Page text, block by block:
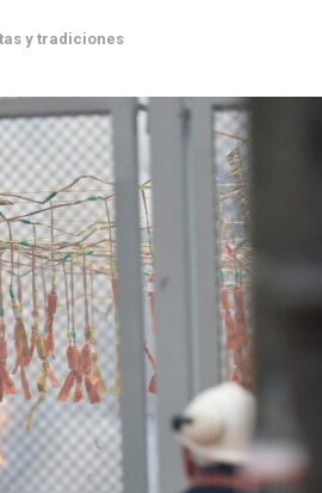
y tradiciones